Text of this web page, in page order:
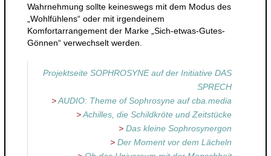
Wahrnehmung sollte keineswegs mit dem Modus des
„Wohlfühlens“ oder mit irgendeinem
Komfortarrangement der Marke „Sich-etwas-Gutes-
Gönnen“ verwechselt werden.
Projektseite SOPHROSYNE auf der Initiative DAS
SPRECH
>AUDIO: Theme of Sophrosyne auf cba.media
>Achilles, die Schildkröte und Zeitstücke
>Das kleine Sophrosynergon
>Der Moment vor dem Lächeln